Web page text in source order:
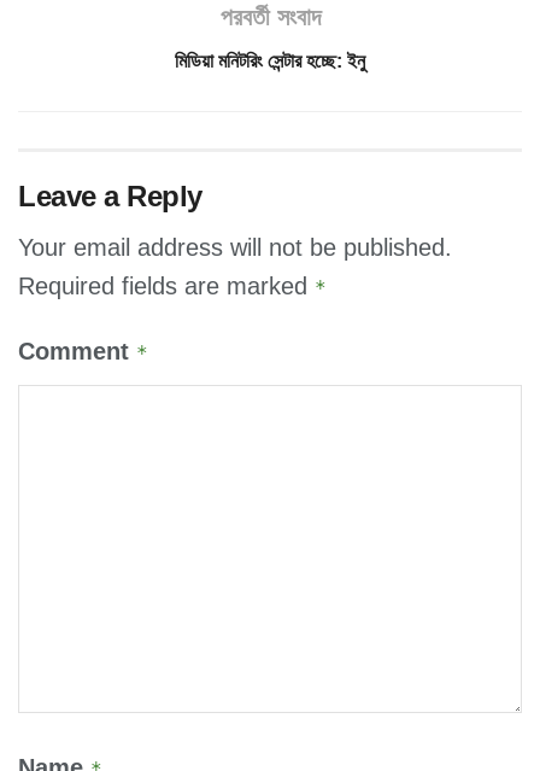
পরবর্তী সংবাদ
মিডিয়া মনিটরিং সেন্টার হচ্ছে: ইনু
Leave a Reply
Your email address will not be published.
Required fields are marked *
Comment *